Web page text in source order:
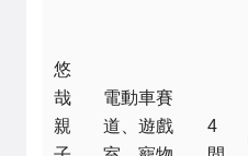
悠
哉
親
電動車賽
道、遊戲
4